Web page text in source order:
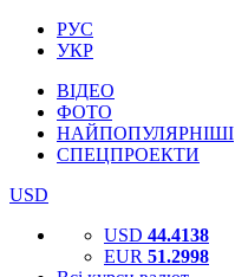
РУС
УКР
ВІДЕО
ФОТО
НАЙПОПУЛЯРНІШІ
СПЕЦПРОЕКТИ
USD
USD 44.4138
EUR 51.2998